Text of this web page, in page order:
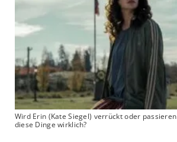
Wird Erin (Kate Siegel) verrückt oder passieren
diese Dinge wirklich?